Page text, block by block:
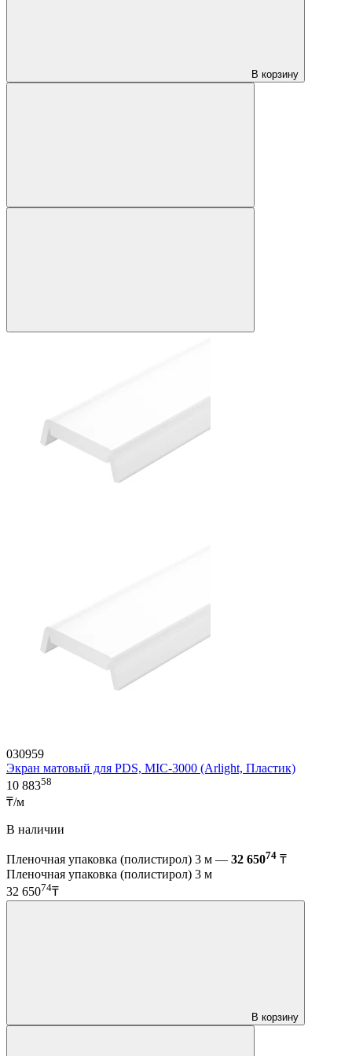
В корзину
030959
Экран матовый для PDS, MIC-3000 (Arlight, Пластик)
10 88358
₸/м
В наличии
Пленочная упаковка (полистирол) 3 м — 32 65074 ₸
Пленочная упаковка (полистирол) 3 м
32 65074₸
В корзину